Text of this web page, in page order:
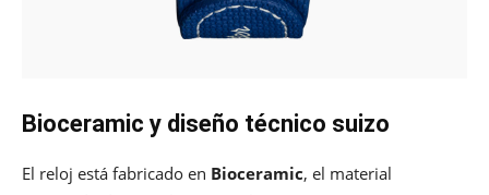
Bioceramic y diseño técnico suizo
El reloj está fabricado en Bioceramic, el material